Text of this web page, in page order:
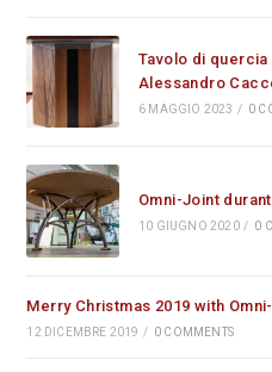
Tavolo di
Alessandro
6 MAGGIO 2023 / 0
Omni-Joint
10 GIUGNO 2020 / 0
Merry Christmas 2019 with
12 DICEMBRE 2019 / 0 COMMENTS